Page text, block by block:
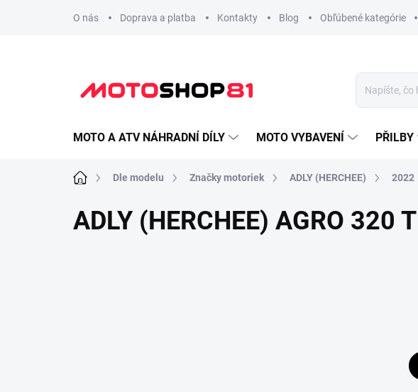
O nás Doprava a platba Kontakty Blog Obľúbené kategórie
MOTO A ATV NÁHRADNÍ DÍLY MOTO VYBAVENÍ PŘILBY
Domů Dle modelu Značky motoriek ADLY (HERCHEE) 2022
ADLY (HERCHEE) AGRO 320